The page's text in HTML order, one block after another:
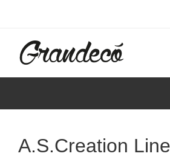
A.S.Creation